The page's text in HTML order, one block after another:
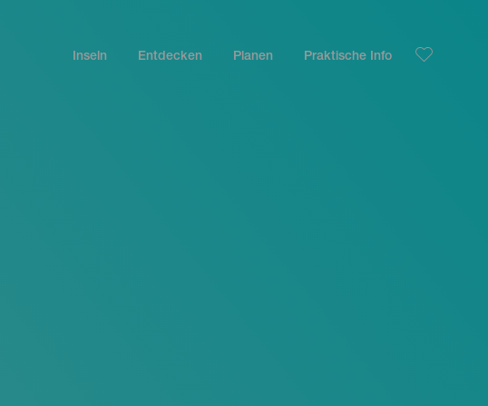
Inseln Entdecken Planen Praktische Info